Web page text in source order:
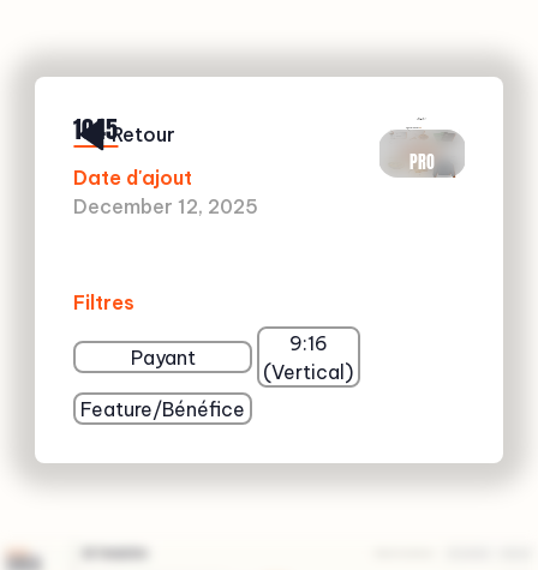
1045
Date d'ajout
December 12, 2025
Filtres
Payant
9:16
(Vertical)
Feature/Bénéfice
PRO
Retour